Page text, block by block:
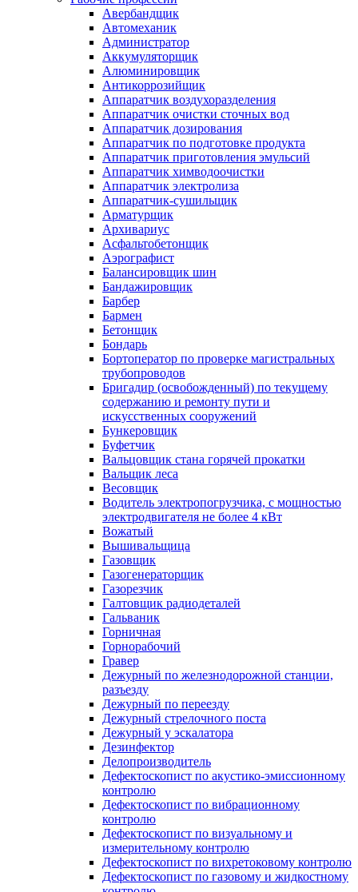
Авербандщик
Автомеханик
Администратор
Аккумуляторщик
Алюминировщик
Антикоррозийщик
Аппаратчик воздухоразделения
Аппаратчик очистки сточных вод
Аппаратчик дозирования
Аппаратчик по подготовке продукта
Аппаратчик приготовления эмульсий
Аппаратчик химводоочистки
Аппаратчик электролиза
Аппаратчик-сушильщик
Арматурщик
Архивариус
Асфальтобетонщик
Аэрографист
Балансировщик шин
Бандажировщик
Барбер
Бармен
Бетонщик
Бондарь
Бортоператор по проверке магистральных
трубопроводов
Бригадир (освобожденный) по текущему
содержанию и ремонту пути и
искусственных сооружений
Бункеровщик
Буфетчик
Вальцовщик стана горячей прокатки
Вальщик леса
Весовщик
Водитель электропогрузчика, с мощностью
электродвигателя не более 4 кВт
Вожатый
Вышивальщица
Газовщик
Газогенераторщик
Газорезчик
Галтовщик радиодеталей
Гальваник
Горничная
Горнорабочий
Гравер
Дежурный по железнодорожной станции,
разъезду
Дежурный по переезду
Дежурный стрелочного поста
Дежурный у эскалатора
Дезинфектор
Делопроизводитель
Дефектоскопист по акустико-эмиссионному
контролю
Дефектоскопист по вибрационному
контролю
Дефектоскопист по визуальному и
измерительному контролю
Дефектоскопист по вихретоковому контролю
Дефектоскопист по газовому и жидкостному